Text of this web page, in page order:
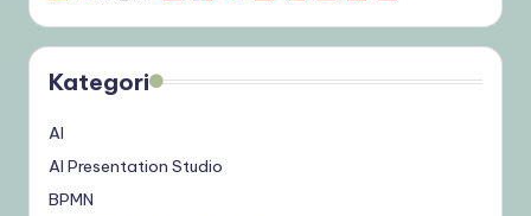
Kategori
AI
AI Presentation Studio
BPMN